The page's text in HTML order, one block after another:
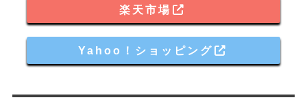
楽天市場
Yahoo！ショッピング